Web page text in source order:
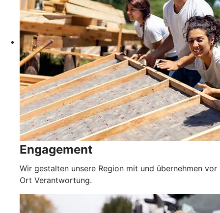
Engagement
Wir gestalten unsere Region mit und übernehmen vor
Ort Verantwortung.